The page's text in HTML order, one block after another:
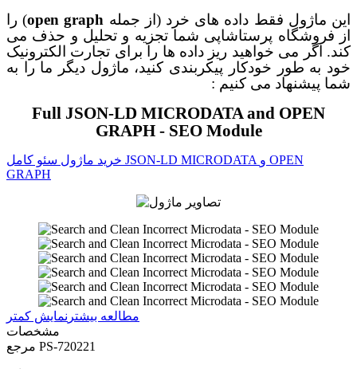
این ماژول فقط داده های خرد (از جمله open graph) را
از فروشگاه پرستاشاپی شما تجزیه و تحلیل و حذف می
کند. اگر می خواهید ریز داده ها را برای تجارت الکترونیک
خود به طور خودکار پیکربندی کنید، ماژول دیگر ما را به
شما پیشنهاد می کنیم :
Full JSON-LD MICRODATA and OPEN
GRAPH - SEO Module
خرید ماژول سئو کامل JSON-LD MICRODATA و OPEN
GRAPH
مطالعه بیشتر نمایش کمتر
مشخصات
PS-720221